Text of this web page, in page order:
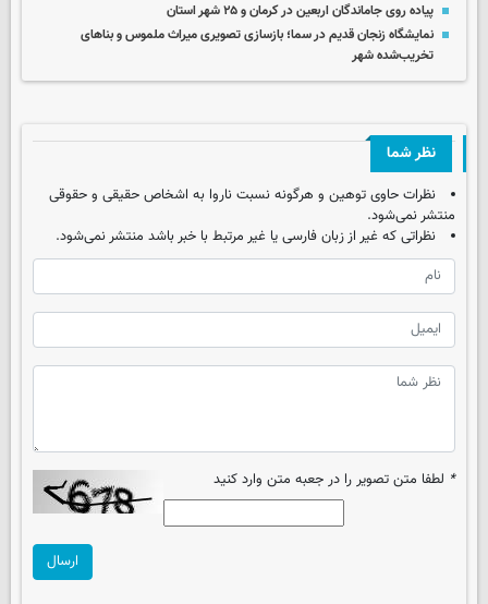
پیاده روی جاماندگان اربعین در کرمان و ۲۵ شهر استان
نمایشگاه زنجان قدیم در سما؛ بازسازی تصویری میراث ملموس و بناهای
تخریب‌شده شهر
نظر شما
نظرات حاوی توهین و هرگونه نسبت ناروا به اشخاص حقیقی و حقوقی
منتشر نمی‌شود.
نظراتی که غیر از زبان فارسی یا غیر مرتبط با خبر باشد منتشر نمی‌شود.
* لطفا متن تصویر را در جعبه متن وارد کنید
ارسال